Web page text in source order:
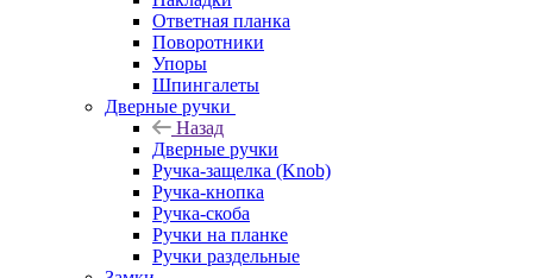
Ответная планка
Поворотники
Упоры
Шпингалеты
Дверные ручки
Назад
Дверные ручки
Ручка-защелка (Knob)
Ручка-кнопка
Ручка-скоба
Ручки на планке
Ручки раздельные